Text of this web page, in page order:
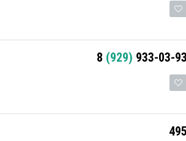
8 (929) 933-03-93
495